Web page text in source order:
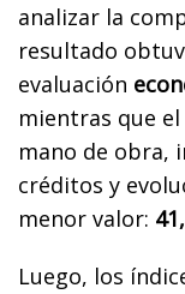
analizar la
resultado
evaluación
mientras que
mano de obra,
créditos y
menor valor:
Luego, los